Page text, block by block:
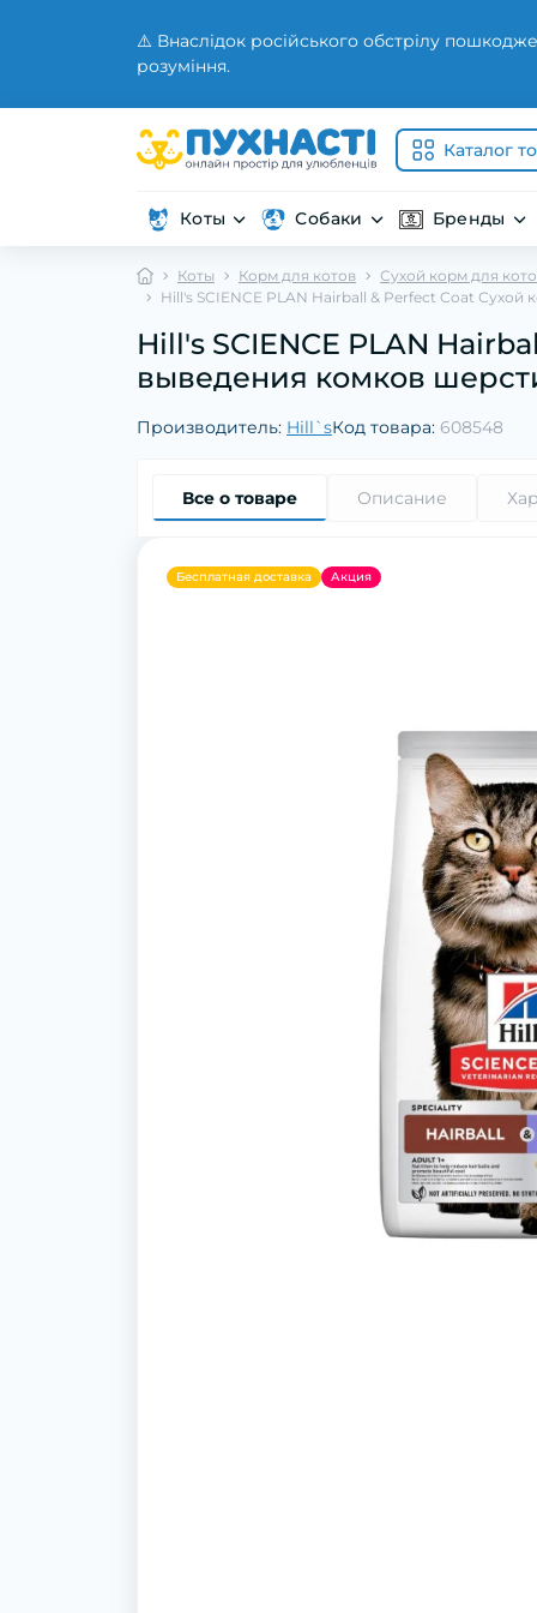
⚠️ Внаслідок російського обстрілу
розуміння.
Каталог
Коты Собаки Бренды
Коты Корм для котов
Сухой корм для
Hill's SCIENCE PLAN Hairball & Perfect Coat
Hill's SCIENCE PLAN
выведения комков
Производитель: Hill`sКод товара: 608548
Все о товаре Описание
Бесплатная доставка Акция